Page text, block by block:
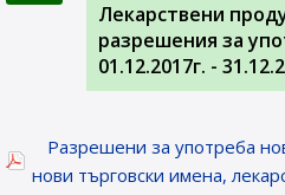
Лекарствени
разрешения за
01.12.2017г. -
Разрешени за употреба
нови търговски имена,